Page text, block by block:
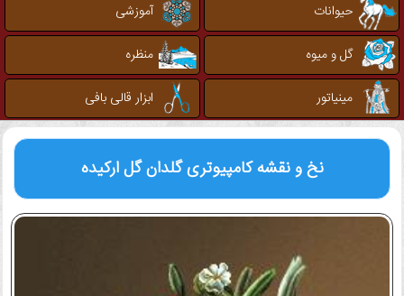
حیوانات
آموزشی
گل و میوه
منظره
مینیاتور
ابزار قالی بافی
نخ و نقشه کامپیوتریگلدان گل ارکیده